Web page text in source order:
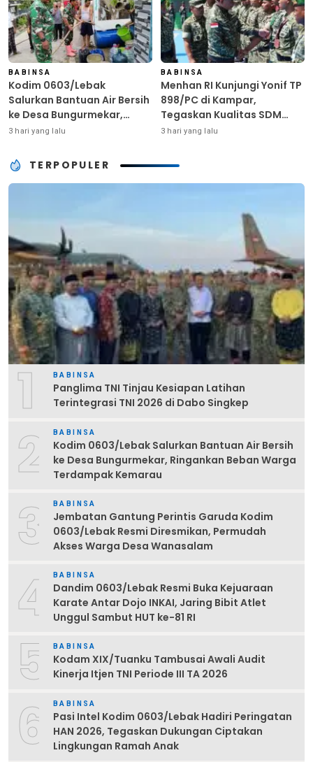
BABINSA
Kodim 0603/Lebak
Salurkan Bantuan Air Bersih
ke Desa Bungurmekar,
Ringankan Beban Warga
3 hari yang lalu
BABINSA
Menhan RI Kunjungi Yonif TP
898/PC di Kampar,
Tegaskan Kualitas SDM
Kunci Kekuatan TNI
3 hari yang lalu
TERPOPULER
1 BABINSA
Panglima TNI Tinjau Kesiapan Latihan
Terintegrasi TNI 2026 di Dabo Singkep
2 BABINSA
Kodim 0603/Lebak Salurkan Bantuan Air Bersih
ke Desa Bungurmekar, Ringankan Beban Warga
Terdampak Kemarau
3 BABINSA
Jembatan Gantung Perintis Garuda Kodim
0603/Lebak Resmi Diresmikan, Permudah
Akses Warga Desa Wanasalam
4 BABINSA
Dandim 0603/Lebak Resmi Buka Kejuaraan
Karate Antar Dojo INKAI, Jaring Bibit Atlet
Unggul Sambut HUT ke-81 RI
5 BABINSA
Kodam XIX/Tuanku Tambusai Awali Audit
Kinerja Itjen TNI Periode III TA 2026
6 BABINSA
Pasi Intel Kodim 0603/Lebak Hadiri Peringatan
HAN 2026, Tegaskan Dukungan Ciptakan
Lingkungan Ramah Anak